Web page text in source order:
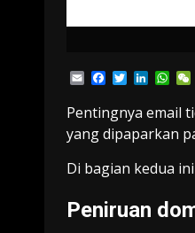
EmailFacebook
Twitter
Pentingnya email
yang dipaparkan
Di bagian kedua
Peniruan